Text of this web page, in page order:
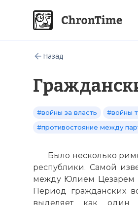
Назад
#войны за власть
#войны
#противостояние между
Было несколько
республики. Самой
между Юлием Цезарем
Период гражданских
выделяет как один